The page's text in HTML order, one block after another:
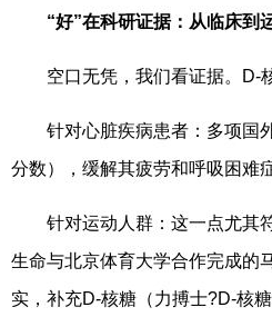
“好”在科研证据：从临床到
空口无凭，我们看证据。D-
针对心脏疾病患者：多项国
分数），缓解其疲劳和呼吸困难
针对运动人群：这一点尤其
生命与北京体育大学合作完成的
实，补充D-核糖（力搏士?D-核